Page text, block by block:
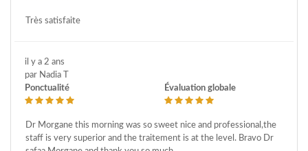
Très satisfaite
il y a 2 ans
par Nadia T
Ponctualité
Évaluation globale
Dr Morgane this morning was so sweet nice and professional,the
staff is very superior and the traitement is at the level. Bravo Dr